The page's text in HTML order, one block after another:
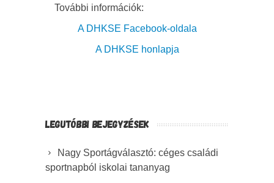
További információk:
A DHKSE Facebook-oldala
A DHKSE honlapja
LEGUTÓBBI BEJEGYZÉSEK
Nagy Sportágválasztó: céges családi
sportnapból iskolai tananyag